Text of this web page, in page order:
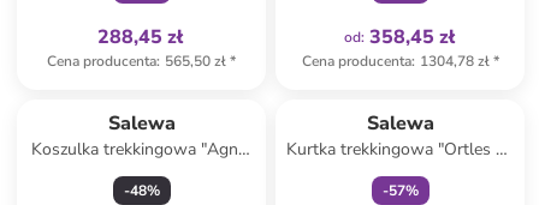
288,45 zł
Cena producenta: 565,50 zł*
od: 358,45 zł
Cena producenta: 1304,78 zł*
Salewa
Koszulka trekkingowa "Agner
Merino" w kolorze beżowym
-48%
Salewa
Kurtka trekkingowa "Ortles 3L
Powertex" w kolorze żółtym
-57%